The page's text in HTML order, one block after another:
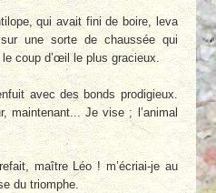
qui avait fini de boire, leva
une sorte de chaussée qui
coup d’œil le plus gracieux.
avec des bonds prodigieux.
maintenant... Je vise ; l’animal
maître Léo ! m’écriai-je au
du triomphe.